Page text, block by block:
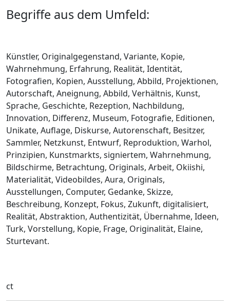
Begriffe aus dem Umfeld:
Künstler, Originalgegenstand, Variante, Kopie,
Wahrnehmung, Erfahrung, Realität, Identität,
Fotografien, Kopien, Ausstellung, Abbild, Projektionen,
Autorschaft, Aneignung, Abbild, Verhältnis, Kunst,
Sprache, Geschichte, Rezeption, Nachbildung,
Innovation, Differenz, Museum, Fotografie, Editionen,
Unikate, Auflage, Diskurse, Autorenschaft, Besitzer,
Sammler, Netzkunst, Entwurf, Reproduktion, Warhol,
Prinzipien, Kunstmarkts, signiertem, Wahrnehmung,
Bildschirme, Betrachtung, Originals, Arbeit, Okiishi,
Materialität, Videobildes, Aura, Originals,
Ausstellungen, Computer, Gedanke, Skizze,
Beschreibung, Konzept, Fokus, Zukunft, digitalisiert,
Realität, Abstraktion, Authentizität, Übernahme, Ideen,
Turk, Vorstellung, Kopie, Frage, Originalität, Elaine,
Sturtevant.
ct